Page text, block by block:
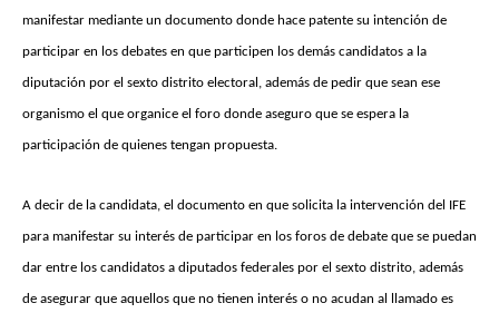
manifestar mediante un documento donde hace patente su intención de
participar en los debates en que participen los demás candidatos a la
diputación por el sexto distrito electoral, además de pedir que sean ese
organismo el que organice el foro donde aseguro que se espera la
participación de quienes tengan propuesta.
A decir de la candidata, el documento en que solicita la intervención del IFE
para manifestar su interés de participar en los foros de debate que se puedan
dar entre los candidatos a diputados federales por el sexto distrito, además
de asegurar que aquellos que no tienen interés o no acudan al llamado es